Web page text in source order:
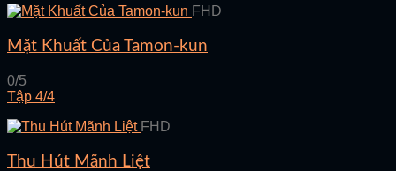
FHD
Mặt Khuất Của Tamon-kun
0/5
Tập 4/4
FHD
Thu Hút Mãnh Liệt